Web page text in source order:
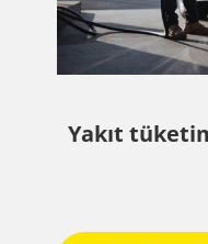
Yakıt